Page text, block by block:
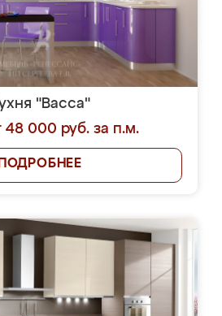
"Васса"
48 000 руб. за п.м.
ПОДРОБНЕЕ